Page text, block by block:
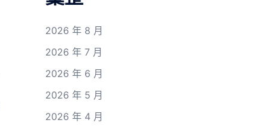
2026 年 8 月
2026 年 7 月
2026 年 6 月
2026 年 5 月
2026 年 4 月